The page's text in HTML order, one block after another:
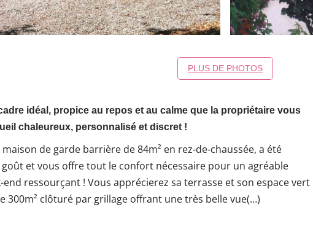
PLUS DE PHOTOS
idéal, propice au repos et au calme que la propriétaire vous
chaleureux, personnalisé et discret !
de garde barrière de 84m² en rez-de-chaussée, a été
et vous offre tout le confort nécessaire pour un agréable
end ressourçant ! Vous apprécierez sa terrasse et son espace vert
300m² clôturé par grillage offrant une très belle vue(…)